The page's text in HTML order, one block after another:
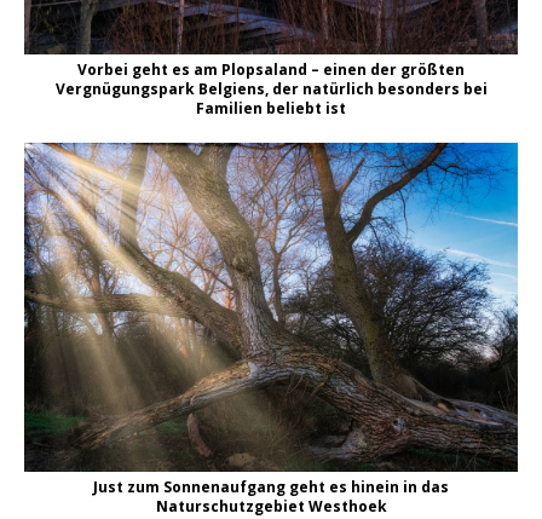
Vorbei geht es am Plopsaland – einen der größten
Vergnügungspark Belgiens, der natürlich besonders bei
Familien beliebt ist
Just zum Sonnenaufgang geht es hinein in das
Naturschutzgebiet Westhoek